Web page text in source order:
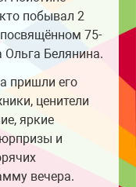
побывал 2
75-
Белянина.
пришли его
ценители
яркие
и
вечера.